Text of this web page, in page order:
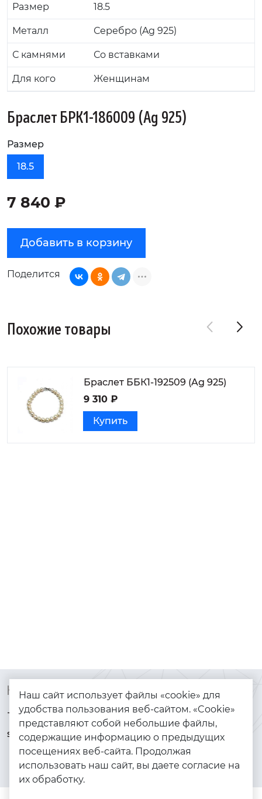
Размер 18.5
Металл Серебро (Ag 925)
С камнями Со вставками
Для кого Женщинам
Браслет БРК1-186009 (Ag 925)
Размер
18.5
7 840 ₽
Добавить в корзину
Поделится
Похожие товары
Браслет ББК1-192509 (Ag 925)
9 310 ₽
Купить
Контакты
+7 (925) 144-64-73
serebryanyye.grani@mail.ru
Каталог
Браслеты
Золото
Серебро
Наш сайт использует файлы «cookie» для
удобства пользования веб-сайтом. «Cookie»
представляют собой небольшие файлы,
содержащие информацию о предыдущих
посещениях веб-сайта. Продолжая
использовать наш сайт, вы даете согласие на
их обработку.